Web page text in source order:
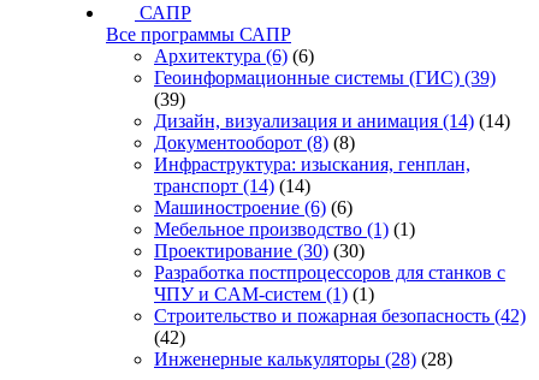
САПР
Все программы САПР
Архитектура (6) (6)
Геоинформационные системы (ГИС) (39)
(39)
Дизайн, визуализация и анимация (14) (14)
Документооборот (8) (8)
Инфраструктура: изыскания, генплан,
транспорт (14) (14)
Машиностроение (6) (6)
Мебельное производство (1) (1)
Проектирование (30) (30)
Разработка постпроцессоров для станков с
ЧПУ и CAM-систем (1) (1)
Строительство и пожарная безопасность (42)
(42)
Инженерные калькуляторы (28) (28)